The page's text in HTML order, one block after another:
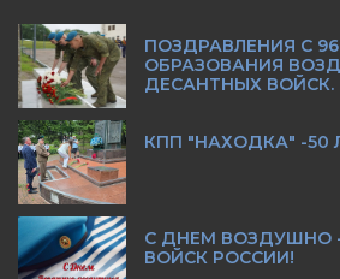
ПОЗДРАВЛЕНИЯ С
ОБРАЗОВАНИЯ
ДЕСАНТНЫХ ВОЙСК.
КПП "НАХОДКА" -50
С ДНЕМ ВОЗДУШНО
ВОЙСК РОССИИ!